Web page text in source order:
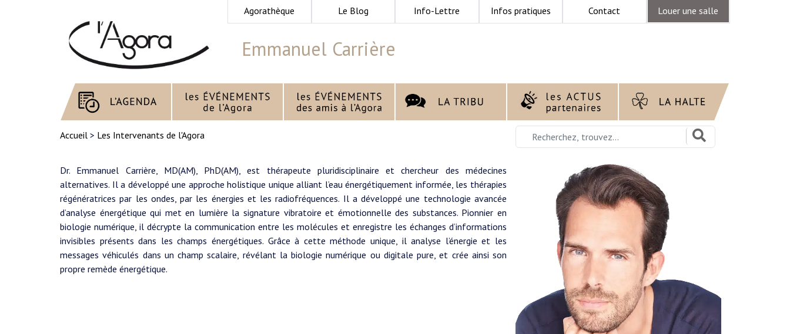
Agorathèque Le Blog Info-Lettre Infos pratiques Contact Louer une salle
Emmanuel Carrière
Accueil > Les Intervenants de l'Agora
Dr. Emmanuel Carrière, MD(AM), PhD(AM), est thérapeute pluridisciplinaire et chercheur des médecines
alternatives. Il a développé une approche holistique unique alliant l’eau énergétiquement informée, les thérapies
régénératrices par les ondes, par les énergies et les radiofréquences. Il a développé une technologie avancée
d’analyse énergétique qui met en lumière la signature vibratoire et émotionnelle des substances. Pionnier en
biologie numérique, il décrypte la communication entre les molécules et enregistre les échanges d’informations
invisibles présents dans les champs énergétiques. Grâce à cette méthode unique, il analyse l’énergie et les
messages véhiculés dans un champ scalaire, révélant la biologie numérique ou digitale pure, et crée ainsi son
propre remède énergétique.